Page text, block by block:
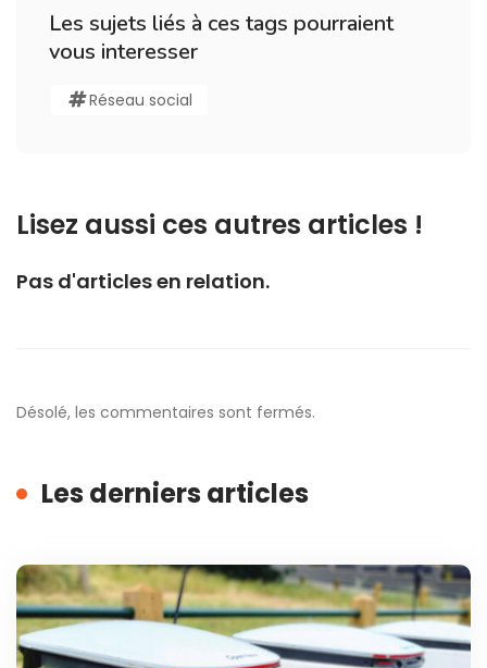
Les sujets liés à ces tags pourraient
vous interesser
Réseau social
Lisez aussi ces autres articles !
Pas d'articles en relation.
Désolé, les commentaires sont fermés.
Les derniers articles